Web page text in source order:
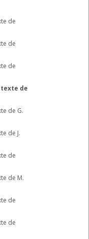
de
de
de
texte de
de G.
de J.
de
de M.
de
de